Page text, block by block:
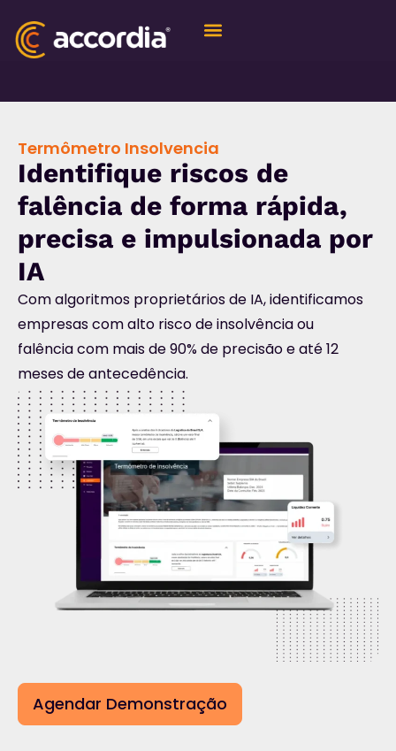
Termômetro Insolvencia
Identifique riscos de
falência de forma rápida,
precisa e impulsionada por
IA
Com algoritmos proprietários de IA, identificamos
empresas com alto risco de insolvência ou
falência com mais de 90% de precisão e até 12
meses de antecedência.
Agendar Demonstração